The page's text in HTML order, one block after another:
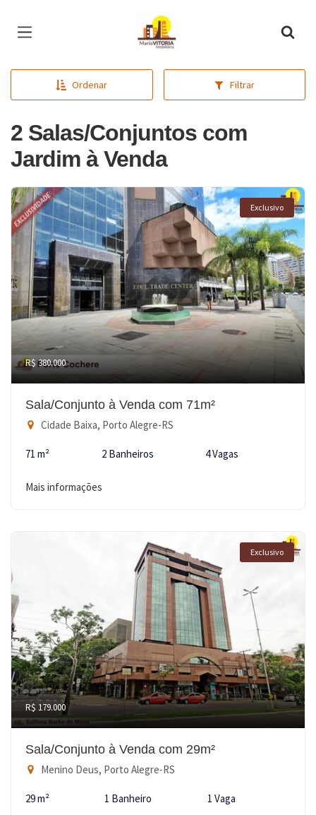
Página inicial
Ordenar Filtrar
2 Salas/Conjuntos com
Jardim à Venda
Exclusivo
R$ 380.000
Sala/Conjunto à Venda com 71m²
Cidade Baixa, Porto Alegre-RS
71 m² 2 Banheiros 4 Vagas
Mais informações
Exclusivo
R$ 179.000
Sala/Conjunto à Venda com 29m²
Menino Deus, Porto Alegre-RS
29 m² 1 Banheiro 1 Vaga